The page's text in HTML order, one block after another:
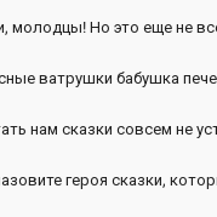
молодцы! Но это еще не
бабушка
совсем не
героя сказки,